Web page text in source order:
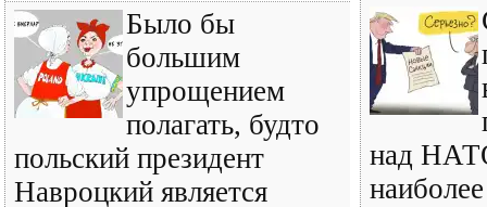
Было бы
большим
упрощением
полагать, будто
польский президент
Навроцкий является
над